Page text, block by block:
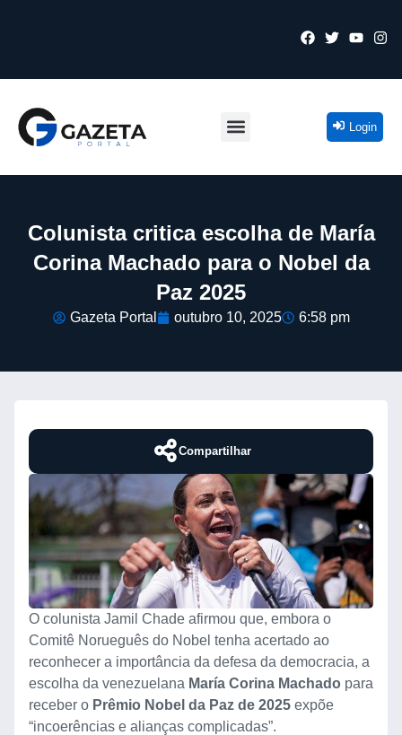
Login
Colunista critica escolha de María
Corina Machado para o Nobel da
Paz 2025
Gazeta Portal outubro 10, 2025 6:58 pm
Compartilhar
O colunista Jamil Chade afirmou que, embora o
Comitê Norueguês do Nobel tenha acertado ao
reconhecer a importância da defesa da democracia, a
escolha da venezuelana María Corina Machado para
receber o Prêmio Nobel da Paz de 2025 expõe
“incoerências e alianças complicadas”.